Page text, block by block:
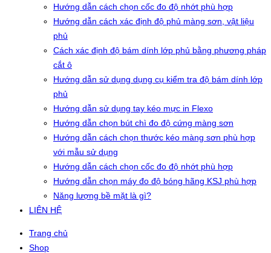
Hướng dẫn cách chọn cốc đo độ nhớt phù hợp
Hướng dẫn cách xác định độ phủ màng sơn, vật liệu
phủ
Cách xác định độ bám dính lớp phủ bằng phương pháp
cắt ô
Hướng dẫn sử dụng dụng cụ kiểm tra độ bám dính lớp
phủ
Hướng dẫn sử dụng tay kéo mực in Flexo
Hướng dẫn chọn bút chì đo độ cứng màng sơn
Hướng dẫn cách chọn thước kéo màng sơn phù hợp
với mẫu sử dụng
Hướng dẫn cách chọn cốc đo độ nhớt phù hợp
Hướng dẫn chọn máy đo độ bóng hãng KSJ phù hợp
Năng lượng bề mặt là gì?
LIÊN HỆ
Trang chủ
Shop